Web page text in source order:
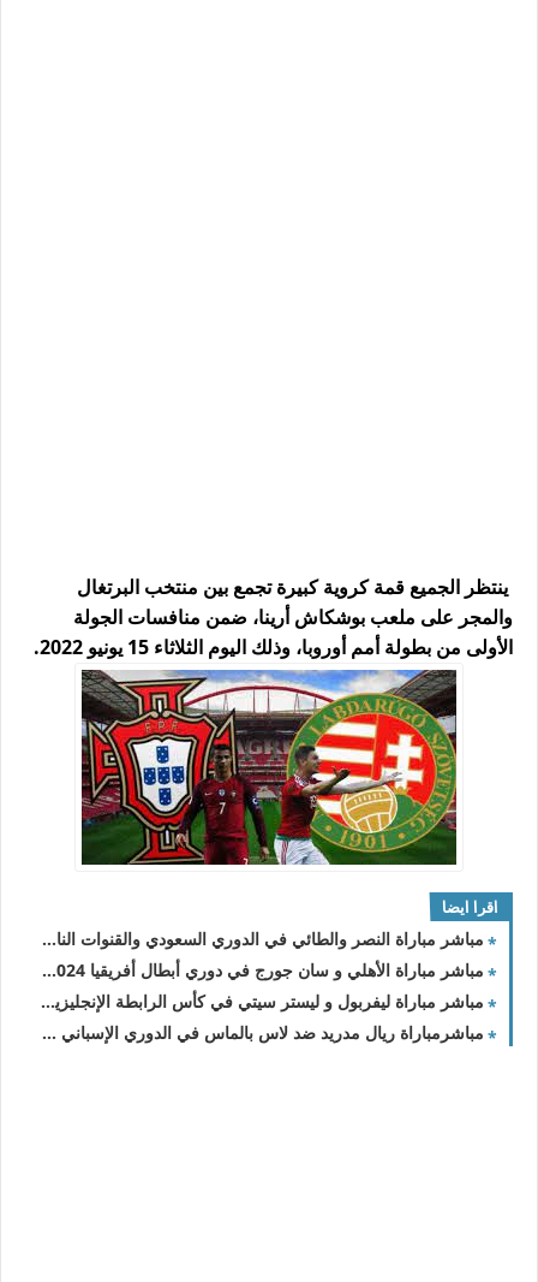
ينتظر الجميع قمة كروية كبيرة تجمع بين منتخب البرتغال
والمجر على ملعب بوشكاش أرينا، ضمن منافسات الجولة
الأولى من بطولة أمم أوروبا، وذلك اليوم الثلاثاء 15 يونيو 2022.
اقرا ايضا
مباشر مباراة النصر والطائي في الدوري السعودي والقنوات الناقلة
مباشر مباراة الأهلي و سان جورج في دوري أبطال أفريقيا 2023/2024 والقنوات الناقلة
مباشر مباراة ليفربول و ليستر سيتي في كأس الرابطة الإنجليزية 2023/2024 والقنوات الناقلة
مباشرمباراة ريال مدريد ضد لاس بالماس في الدوري الإسباني والقنوات الناقلة